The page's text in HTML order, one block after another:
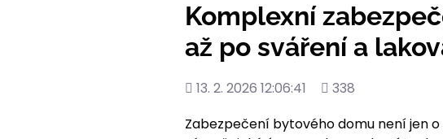
Komplexní
až po sváření a
Přidáno
13. 2. 2026 12:06:41
Počet
338
Zabezpečení bytového domu není jen